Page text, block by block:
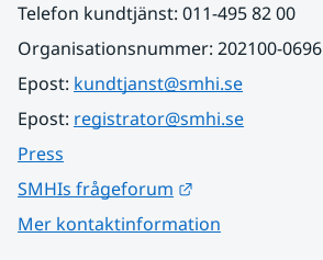
Telefon kundtjänst: 011-495 82 00
Organisationsnummer: 202100-0696
Epost: kundtjanst@smhi.se
Epost: registrator@smhi.se
Press
SMHIs frågeforum
Mer kontaktinformation